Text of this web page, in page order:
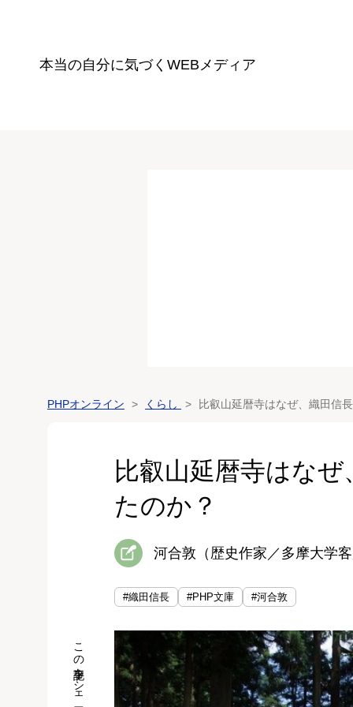
本当の自分に気づく WEBメディア
PHPオンライン くらし 比叡山延暦寺はなぜ、織田信
比叡山延暦寺はな
たのか？
河合敦（歴史作家／多摩大学
#織田信長 #PHP文庫 #河合敦
この記事をシェア